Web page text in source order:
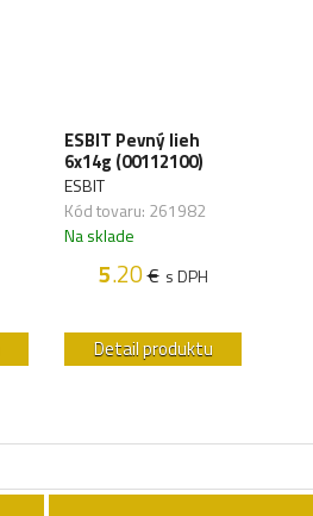
ESBIT Pevný lieh
6x14g (00112100)
ESBIT
Kód tovaru: 261982
Na sklade
5.20€ s DPH
Detail produktu